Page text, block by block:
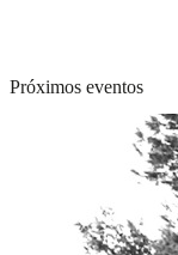
Próximos eventos